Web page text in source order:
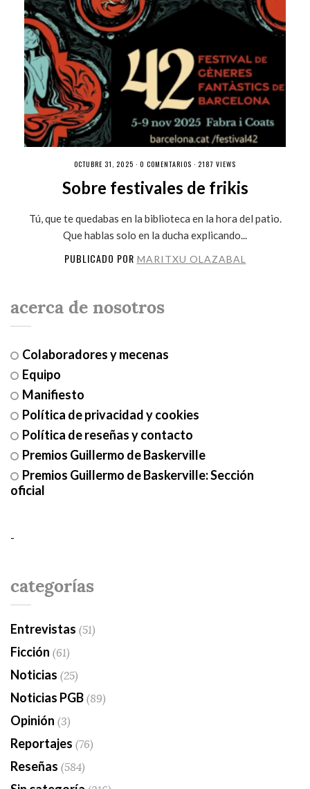
OCTUBRE 31, 2025 · 0 COMENTARIOS · 2187 VIEWS
Sobre festivales de frikis
Tú, que te quedabas en la biblioteca en la hora del patio.
Que hablas solo en la ducha explicando...
PUBLICADO POR MARITXU OLAZABAL
acerca de nosotros
Colaboradores y mecenas
Equipo
Manifiesto
Política de privacidad y cookies
Política de reseñas y contacto
Premios Guillermo de Baskerville
Premios Guillermo de Baskerville: Sección
oficial
-
categorías
Entrevistas (51)
Ficción (61)
Noticias (25)
Noticias PGB(89)
Opinión (3)
Reportajes (76)
Reseñas (584)